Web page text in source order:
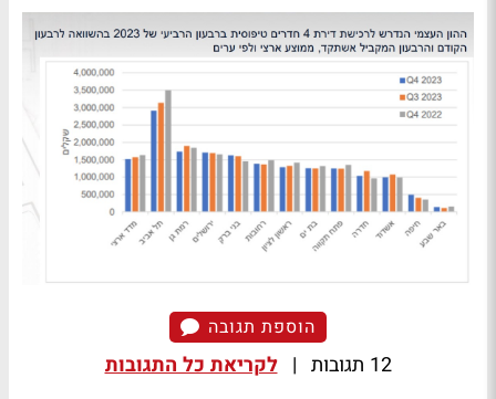
הוספת תגובה
12 תגובות | לקריאת כל התגובות